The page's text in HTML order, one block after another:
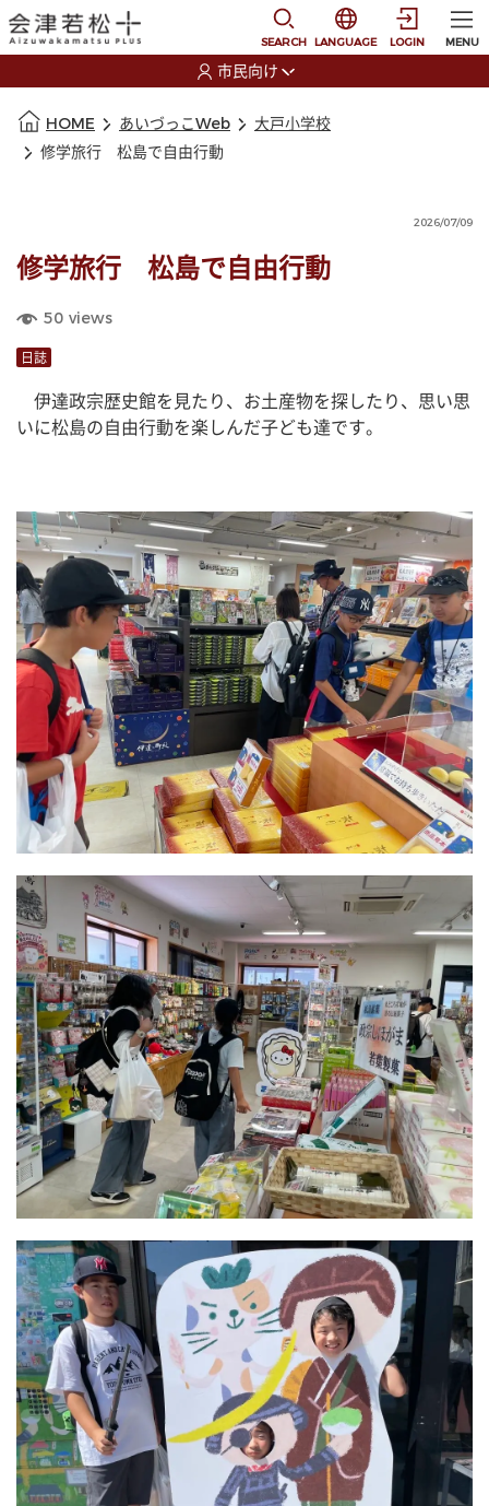
SEARCH
選択すると言語の切
LANGUAGE LOGIN MENU
市民向け
HOME あいづっこWeb
大戸小学校
修学旅行 松島で自由行動
2026/07/09
修学旅行 松島で自由行動
50 views
日誌
伊達政宗歴史館を見たり、お土産物を探したり、思い思
いに松島の自由行動を楽しんだ子ども達です。